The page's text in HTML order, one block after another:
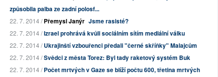
způsobila palba ze zadní polosf...
22. 7. 2014 /Přemysl Janýr Jsme rasisté?
22. 7. 2014 /Izrael prohrává kvůli sociálním sítím mediální válku
22. 7. 2014 /Ukrajinští vzbouřenci předali "černé skříňky" Malajcům
22. 7. 2014 /Svědci z města Torez: Byl tady raketový systém Buk
22. 7. 2014 /Počet mrtvých v Gaze se blíží počtu 600, třetina mrtvých